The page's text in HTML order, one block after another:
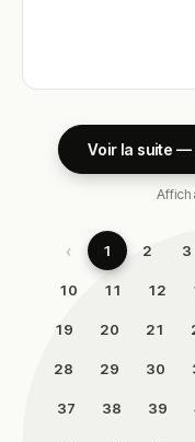
Voir la suite
‹ 1 2 3
10 11 12
19 20 21
28 29 30
37 38 39